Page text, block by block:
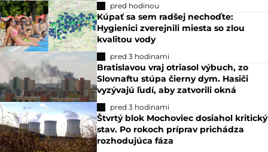
pred hodinou
Kúpať sa sem radšej nechoďte:
Hygienici zverejnili miesta so zlou
kvalitou vody
pred 3 hodinami
Bratislavou vraj otriasol výbuch, zo
Slovnaftu stúpa čierny dym. Hasiči
vyzývajú ľudí, aby zatvorili okná
pred 3 hodinami
Štvrtý blok Mochoviec dosiahol kritický
stav. Po rokoch príprav prichádza
rozhodujúca fáza